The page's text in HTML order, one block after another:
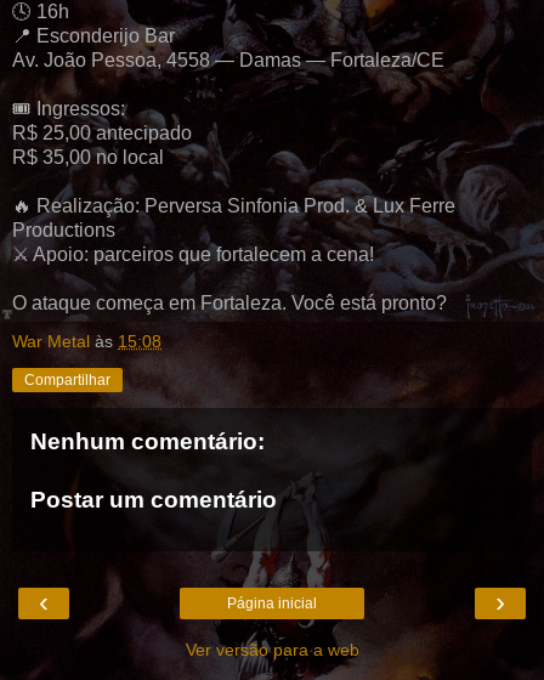
🕓 16h
📍 Esconderijo Bar
Av. João Pessoa, 4558 — Damas — Fortaleza/CE
🎟️ Ingressos:
R$ 25,00 antecipado
R$ 35,00 no local
🔥 Realização: Perversa Sinfonia Prod. & Lux Ferre
Productions
⚔️ Apoio: parceiros que fortalecem a cena!
O ataque começa em Fortaleza. Você está pronto?
War Metal às 15:08
Compartilhar
Nenhum comentário:
Postar um comentário
‹ ›
Página inicial
Ver versão para a web